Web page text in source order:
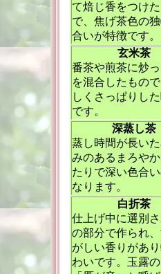
て焙じ香をつけ
で、焦げ茶色の
合いが特徴です。
玄米茶
番茶や煎茶に炒
を混合したもの
しくさっぱりし
です。
深蒸し茶
蒸し時間が長い
みのあるまろや
たりで深い色合
なります。
白折茶
仕上げ中に選別
の部分で作られ
がしい香りがあ
わいです。玉露